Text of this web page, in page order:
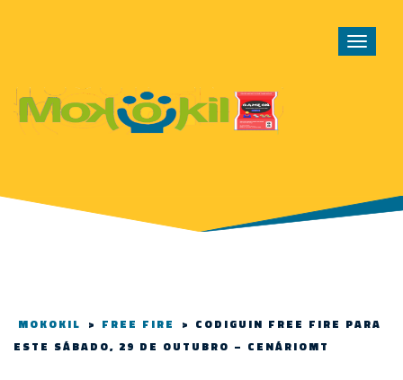
Toggle
MOKOKIL > FREE FIRE > CODIGUIN FREE FIRE PARA
ESTE SÁBADO, 29 DE OUTUBRO – CENÁRIOMT